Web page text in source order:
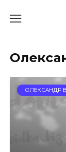
до
ОЛЕКСАНДР